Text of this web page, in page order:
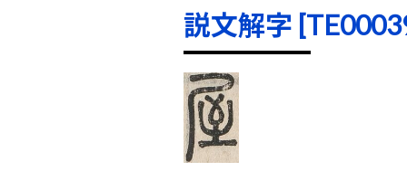
説文解字